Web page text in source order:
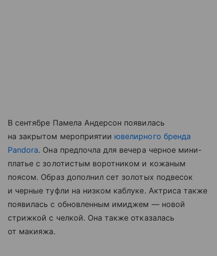
В сентябре Памела Андерсон появилась
на закрытом мероприятииювелирного бренда
Pandora. Она предпочла для вечера черное мини-
платье с золотистым воротником и кожаным
поясом. Образ дополнил сет золотых подвесок
и черные туфли на низком каблуке. Актриса также
появилась с обновленным имиджем — новой
стрижкой с челкой. Она также отказалась
от макияжа.